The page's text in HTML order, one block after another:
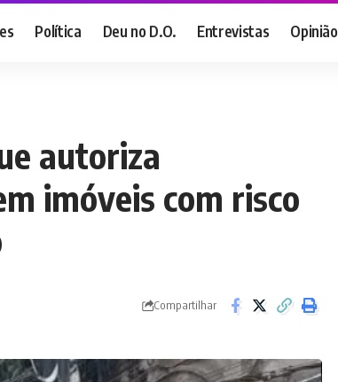
Política Deu no D.O. Entrevistas Opinião
autoriza
imóveis com risco
Compartilhar